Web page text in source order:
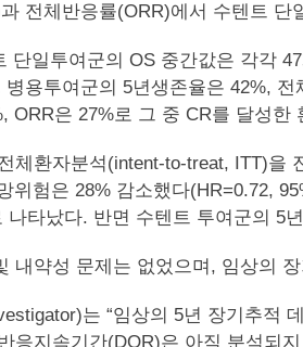
전체반응률(ORR)에서 수텐트 단
단일투여군의 OS 중간값은 각각
용투여군의 5년생존율은 42%,
ORR은 27%로 그 중 CR를 달성한
체환자분석(intent-to-treat, ITT)
위험은 28% 감소했다(HR=0.72,
타났다. 반면 수텐트 투여군의 5
내약성 문제는 없었으며, 임상의
는 “임상의 5년 장기추적
응지속기간(DOR)은 아직 분석